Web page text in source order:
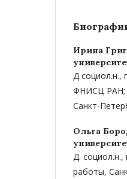
Ирина
Д. социол.н.,
ФНИСЦ РАН;
Санкт-
Ольга
Д. социол.н.,
работы,